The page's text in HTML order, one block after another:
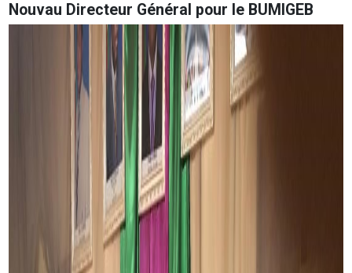
Nouvau Directeur Général pour le BUMIGEB